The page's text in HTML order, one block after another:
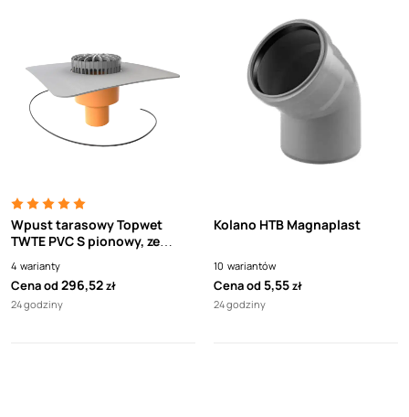
Wpust tarasowy Topwet
TWTE PVC S pionowy, ze
folii hydroizolacyjnej na bazie
PVC, ogrzewany 230 V z
kablem przyłączającym , z
4 warianty
Cena od296,52zł
24 godziny
Kolano HTB Magnaplast
10 wariantów
Cena od 5,55zł
24 godziny